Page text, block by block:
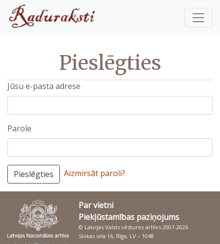
Pieslēgties
Jūsu e-pasta adrese
Parole
Pieslēgties Aizmirsāt paroli?
Par vietni
Piekļūstamības paziņojums
© Latvijas Valsts vēstures arhīvs 2007-2026
Slokas iela 16, Rīga, LV – 1048